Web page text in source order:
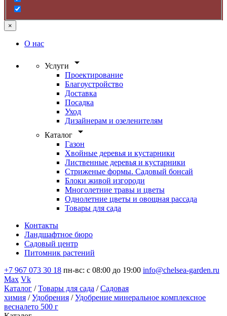
×
О нас
Услуги arrow_drop_down
Проектирование
Благоустройство
Доставка
Посадка
Уход
Дизайнерам и озеленителям
Каталог
arrow_drop_down
Газон
Хвойные деревья и кустарники
Лиственные деревья и кустарники
Стриженые формы. Садовый бонсай
Блоки живой изгороди
Многолетние травы и цветы
Однолетние цветы и овощная рассада
Товары для сада
Контакты
Ландшафтное бюро
Садовый центр
Питомник растений
+7 967 073 30 18 пн-вс: с 08:00 до 19:00 info@chelsea-garden.ru
Max Vk
Каталог /Товары для сада /Садовая
химия /Удобрения /Удобрение минеральное комплексное
весналето 500 г